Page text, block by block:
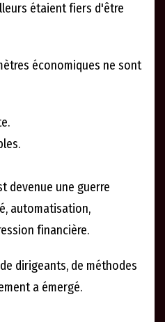
étaient fiers d'être
économiques ne sont
devenue une guerre
automatisation,
financière.
dirigeants, de méthodes
a émergé.